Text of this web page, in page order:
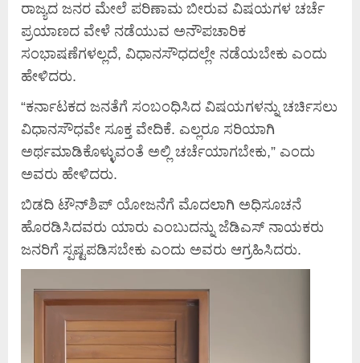
ರಾಜ್ಯದ ಜನರ ಮೇಲೆ ಪರಿಣಾಮ ಬೀರುವ ವಿಷಯಗಳ ಚರ್ಚೆ
ಪ್ರಯಾಣದ ವೇಳೆ ನಡೆಯುವ ಅನೌಪಚಾರಿಕ
ಸಂಭಾಷಣೆಗಳಲ್ಲದೆ, ವಿಧಾನಸೌಧದಲ್ಲೇ ನಡೆಯಬೇಕು ಎಂದು
ಹೇಳಿದರು.
“ಕರ್ನಾಟಕದ ಜನತೆಗೆ ಸಂಬಂಧಿಸಿದ ವಿಷಯಗಳನ್ನು ಚರ್ಚಿಸಲು
ವಿಧಾನಸೌಧವೇ ಸೂಕ್ತ ವೇದಿಕೆ. ಎಲ್ಲರೂ ಸರಿಯಾಗಿ
ಅರ್ಥಮಾಡಿಕೊಳ್ಳುವಂತೆ ಅಲ್ಲಿ ಚರ್ಚೆಯಾಗಬೇಕು,” ಎಂದು
ಅವರು ಹೇಳಿದರು.
ಬಿಡದಿ ಟೌನ್‌ಶಿಪ್ ಯೋಜನೆಗೆ ಮೊದಲಾಗಿ ಅಧಿಸೂಚನೆ
ಹೊರಡಿಸಿದವರು ಯಾರು ಎಂಬುದನ್ನು ಜೆಡಿಎಸ್ ನಾಯಕರು
ಜನರಿಗೆ ಸ್ಪಷ್ಟಪಡಿಸಬೇಕು ಎಂದು ಅವರು ಆಗ್ರಹಿಸಿದರು.